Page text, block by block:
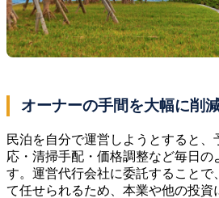
オーナーの手間を大幅に削
民泊を自分で運営しようとすると
応・清掃手配・価格調整など毎日の
す。運営代行会社に委託することで
て任せられるため、本業や他の投資